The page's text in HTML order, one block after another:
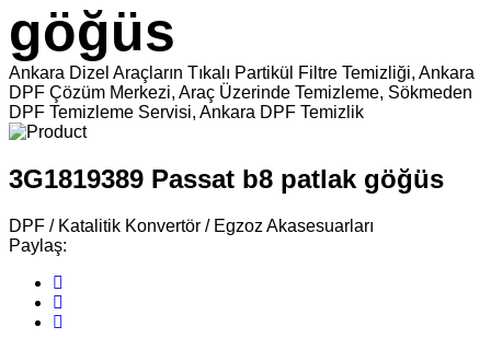
göğüs
Ankara Dizel Araçların Tıkalı Partikül Filtre Temizliği, Ankara
DPF Çözüm Merkezi, Araç Üzerinde Temizleme, Sökmeden
DPF Temizleme Servisi, Ankara DPF Temizlik
3G1819389 Passat b8 patlak göğüs
DPF / Katalitik Konvertör / Egzoz Akasesuarları
Paylaş: